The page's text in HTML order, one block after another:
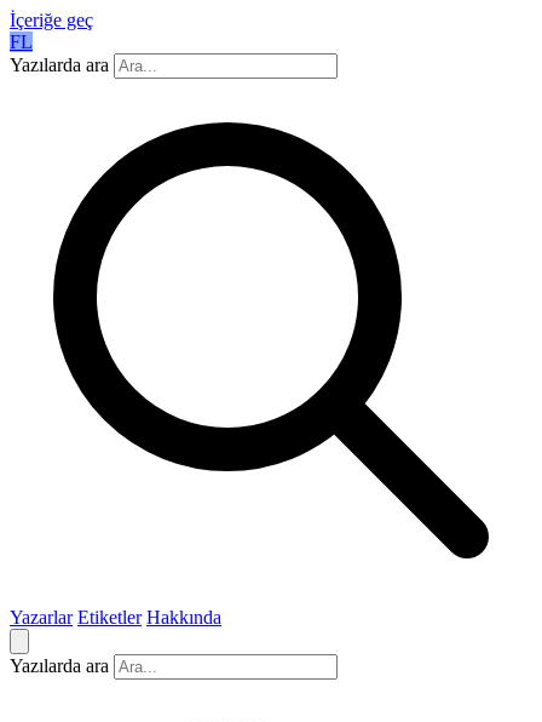
İçeriğe geç
FL
Yazılarda ara
Yazarlar Etiketler Hakkında
Yazılarda ara